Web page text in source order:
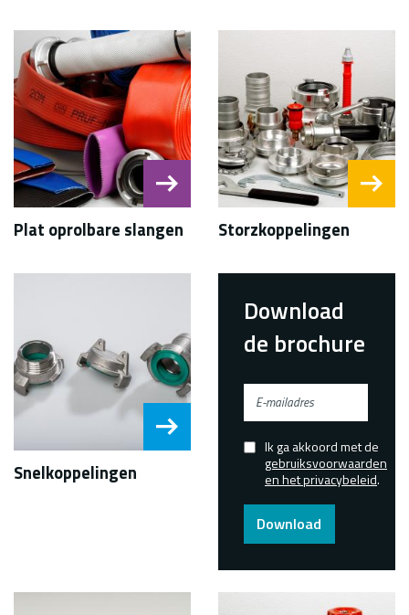
Plat oprolbare slangen Storzkoppelingen
Snelkoppelingen
Download
de brochure
E-
mailadres
Confirmed
Ik ga akkoord met de
gebruiksvoorwaarden
en het privacybeleid.
Download